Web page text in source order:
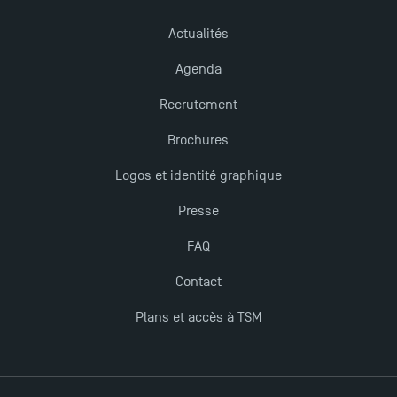
Nouvelles formations à Toulouse School of
Actualités
Agenda
Recrutement
Brochures
Logos et identité graphique
Presse
FAQ
Contact
Plans et accès à TSM